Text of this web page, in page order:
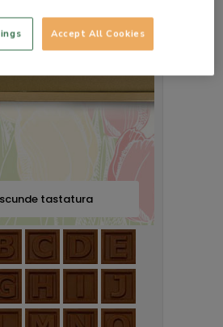
tastatura
Accept All Cookies